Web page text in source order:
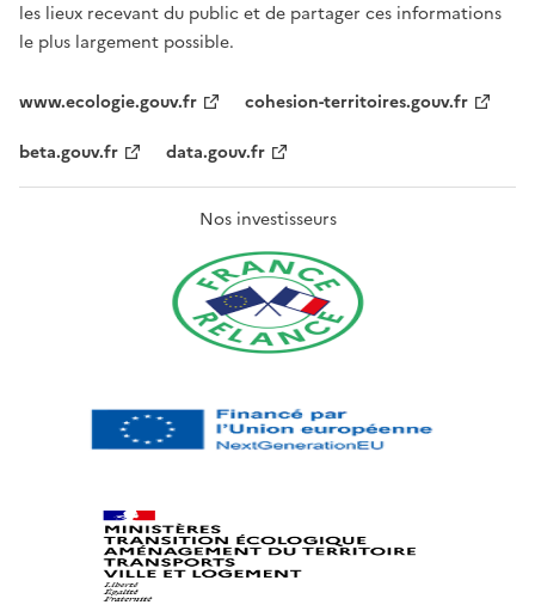
les lieux recevant du public et de partager ces informations
le plus largement possible.
www.ecologie.gouv.fr
cohesion-territoires.gouv.fr
beta.gouv.fr
data.gouv.fr
Nos investisseurs